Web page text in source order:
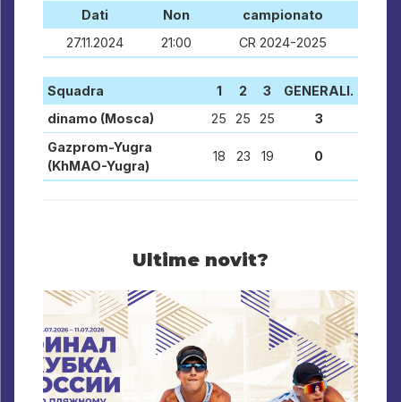
Dati Non
campionato
27.11.2024
21:00 CR 2024-2025
Squadra 1 2 3
GENERALI.
dinamo (Mosca)
25 25 25
3
Gazprom-Yugra
(KhMAO-Yugra)
18 23 19 0
Ultime novit?